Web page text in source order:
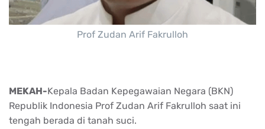
Prof Zudan Arif Fakrulloh
MEKAH-Kepala Badan Kepegawaian Negara (BKN)
Republik Indonesia Prof Zudan Arif Fakrulloh saat ini
tengah berada di tanah suci.